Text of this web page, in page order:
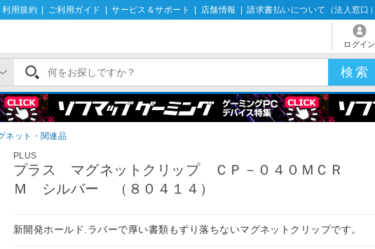
利用規約 ご利用ガイド サービス＆サポート 店舗情報 請求書払いについて（法人窓口）
ログイン
ネット・関連品
PLUS
プラス マグネットクリップ ＣＰ－０４０ＭＣＲ
Ｍ シルバー （８０４１４）
新開発ホールド.ラバーで厚い書類もずり落ちないマグネットクリップです。